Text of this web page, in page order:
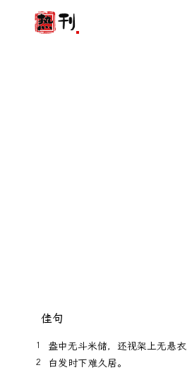
佳句
盎中无斗米储，还视架上无悬衣
白发时下难久居。